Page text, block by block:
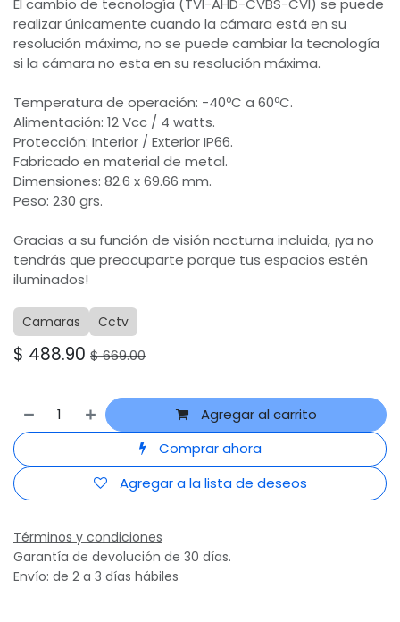
El cambio de tecnología (TVI-AHD-CVBS-CVI) se puede
realizar únicamente cuando la cámara está en su
resolución máxima, no se puede cambiar la tecnología
si la cámara no esta en su resolución máxima.
Temperatura de operación: -40ºC a 60ºC.
Alimentación: 12 Vcc / 4 watts.
Protección: Interior / Exterior IP66.
Fabricado en material de metal.
Dimensiones: 82.6 x 69.66 mm.
Peso: 230 grs.
Gracias a su función de visión nocturna incluida, ¡ya no
tendrás que preocuparte porque tus espacios estén
iluminados!
Camaras Cctv
$ 488.90 $669.00
Agregar al carrito
Comprar ahora
Agregar a la lista de deseos
Términos y condiciones
Garantía de devolución de 30 días.
Envío: de 2 a 3 días hábiles